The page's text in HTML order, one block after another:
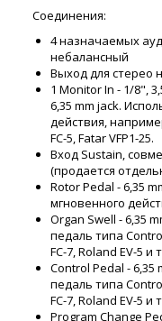
Соединения:
4 назначаемых
небалансный
Выход для стерео
1 Monitor In - 1/8",
6,35 mm jack.
действия,
FC-5, Fatar VFP1-25.
Вход Sustain,
(продается
Rotor Pedal - 6,35
мгновенного
Organ Swell - 6,35
педаль типа
FC-7, Roland EV-5 и
Control Pedal - 6,35
педаль типа
FC-7, Roland EV-5 и
Program Change